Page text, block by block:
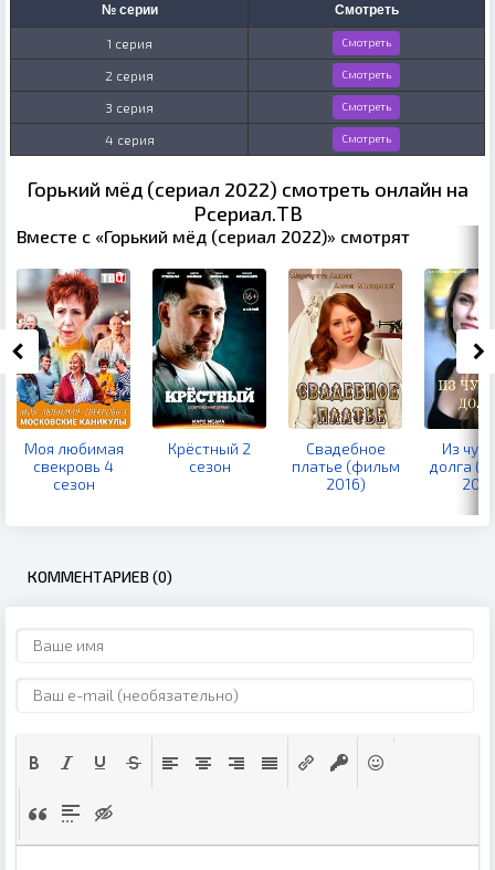
№ серии Смотреть
1 серия Смотреть
2 серия Смотреть
3 серия Смотреть
4 серия Смотреть
Горький мёд (сериал 2022) смотреть онлайн на
Рсериал.ТВ
Вместе с «Горький мёд (сериал 2022)» смотрят
Моя любимая
свекровь 4
сезон
Крёстный 2
сезон
Свадебное
платье (фильм
2016)
Из
долга
КОММЕНТАРИЕВ (0)